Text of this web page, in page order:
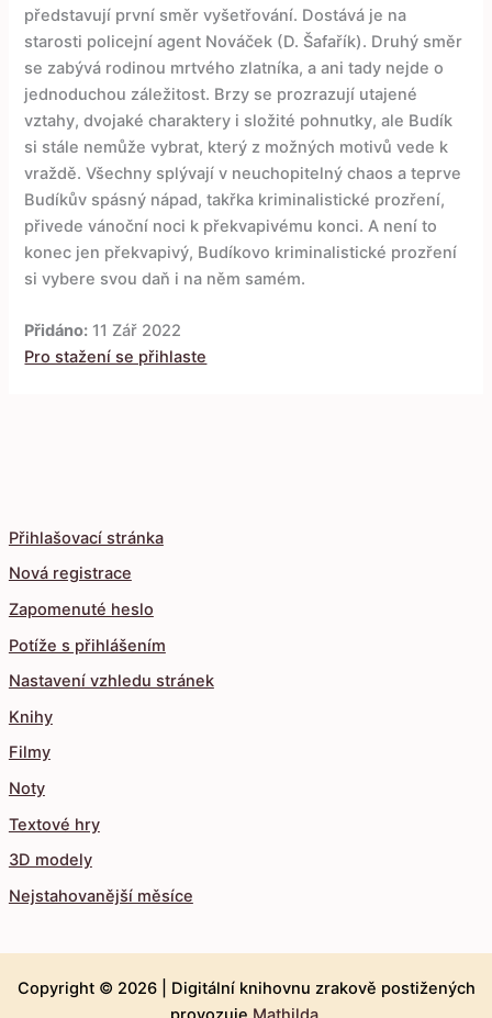
Přihlašovací stránka
Nová registrace
Zapomenuté heslo
Potíže s přihlášením
Nastavení vzhledu stránek
Knihy
Filmy
Noty
Textové hry
3D modely
Nejstahovanější měsíce
představují první směr vyšetřování. Dostává je na
starosti policejní agent Nováček (D. Šafařík). Druhý směr
se zabývá rodinou mrtvého zlatníka, a ani tady nejde o
jednoduchou záležitost. Brzy se prozrazují utajené
vztahy, dvojaké charaktery i složité pohnutky, ale Budík
si stále nemůže vybrat, který z možných motivů vede k
vraždě. Všechny splývají v neuchopitelný chaos a teprve
Budíkův spásný nápad, takřka kriminalistické prozření,
přivede vánoční noci k překvapivému konci. A není to
konec jen překvapivý, Budíkovo kriminalistické prozření
si vybere svou daň i na něm samém.
Přidáno: 11 Zář 2022
Pro stažení se přihlaste
Copyright © 2026 | Digitální knihovnu zrakově postižených